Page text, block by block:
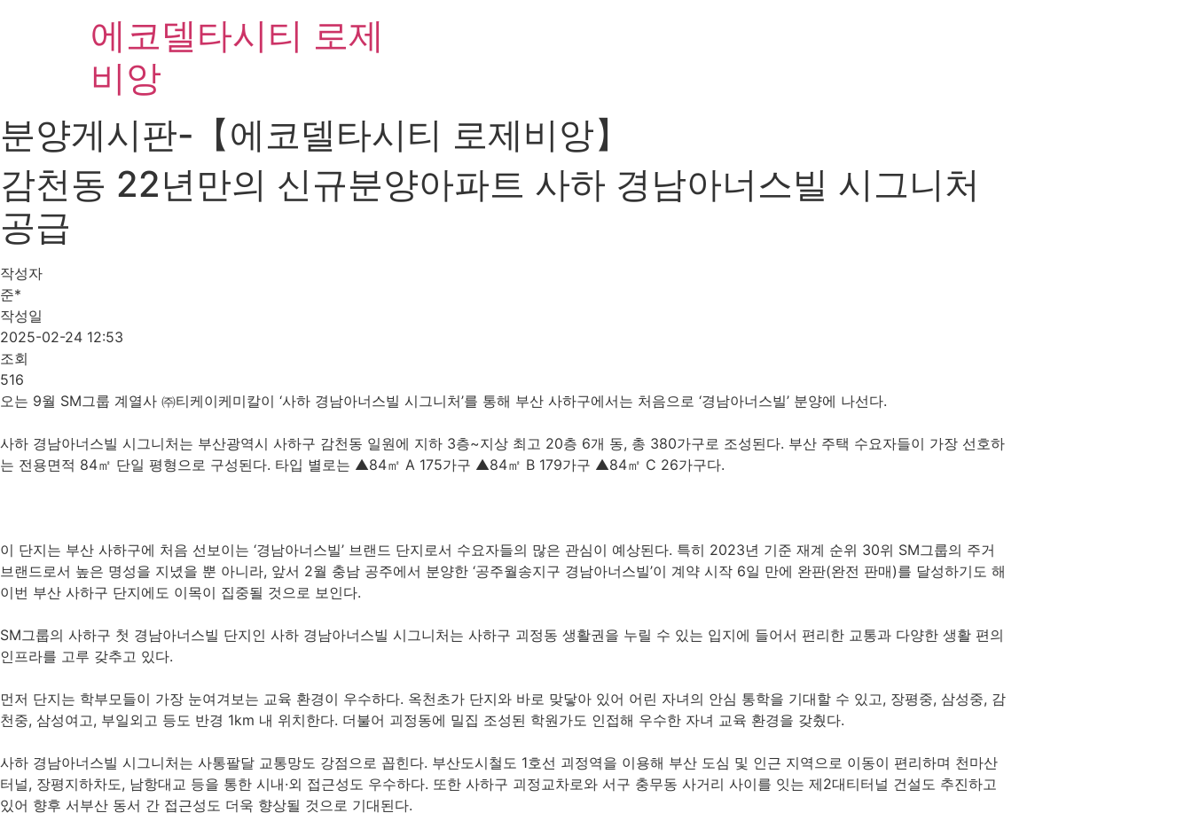
에코델타시티 로제
비앙
분양게시판-【에코델타시티 로제비앙】
감천동 22년만의 신규분양아파트 사하 경남아너스빌 시그니처
공급
작성자
준*
작성일
2025-02-24 12:53
조회
516
오는 9월 SM그룹 계열사 ㈜티케이케미칼이 ‘사하 경남아너스빌 시그니처’를 통해 부산 사하구에서는 처음으로 ‘경남아너스빌’ 분양에 나선다.
사하 경남아너스빌 시그니처는 부산광역시 사하구 감천동 일원에 지하 3층~지상 최고 20층 6개 동, 총 380가구로 조성된다. 부산 주택 수요자들이 가장 선호하
는 전용면적 84㎡ 단일 평형으로 구성된다. 타입 별로는 ▲84㎡ A 175가구 ▲84㎡ B 179가구 ▲84㎡ C 26가구다.
이 단지는 부산 사하구에 처음 선보이는 ‘경남아너스빌’ 브랜드 단지로서 수요자들의 많은 관심이 예상된다. 특히 2023년 기준 재계 순위 30위 SM그룹의 주거
브랜드로서 높은 명성을 지녔을 뿐 아니라, 앞서 2월 충남 공주에서 분양한 ‘공주월송지구 경남아너스빌’이 계약 시작 6일 만에 완판(완전 판매)를 달성하기도 해
이번 부산 사하구 단지에도 이목이 집중될 것으로 보인다.
SM그룹의 사하구 첫 경남아너스빌 단지인 사하 경남아너스빌 시그니처는 사하구 괴정동 생활권을 누릴 수 있는 입지에 들어서 편리한 교통과 다양한 생활 편의
인프라를 고루 갖추고 있다.
먼저 단지는 학부모들이 가장 눈여겨보는 교육 환경이 우수하다. 옥천초가 단지와 바로 맞닿아 있어 어린 자녀의 안심 통학을 기대할 수 있고, 장평중, 삼성중, 감
천중, 삼성여고, 부일외고 등도 반경 1km 내 위치한다. 더불어 괴정동에 밀집 조성된 학원가도 인접해 우수한 자녀 교육 환경을 갖췄다.
사하 경남아너스빌 시그니처는 사통팔달 교통망도 강점으로 꼽힌다. 부산도시철도 1호선 괴정역을 이용해 부산 도심 및 인근 지역으로 이동이 편리하며 천마산
터널, 장평지하차도, 남항대교 등을 통한 시내·외 접근성도 우수하다. 또한 사하구 괴정교차로와 서구 충무동 사거리 사이를 잇는 제2대티터널 건설도 추진하고
있어 향후 서부산 동서 간 접근성도 더욱 향상될 것으로 기대된다.